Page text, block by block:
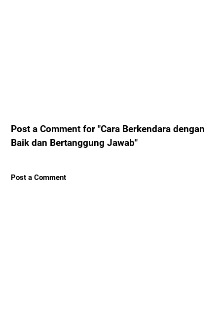
Post a Comment for "Cara Berkendara dengan
Baik dan Bertanggung Jawab"
Post a Comment